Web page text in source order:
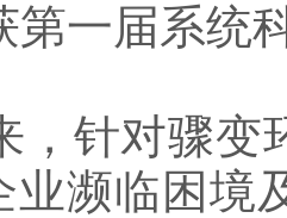
第一届系统
针对骤变
业濒临困境